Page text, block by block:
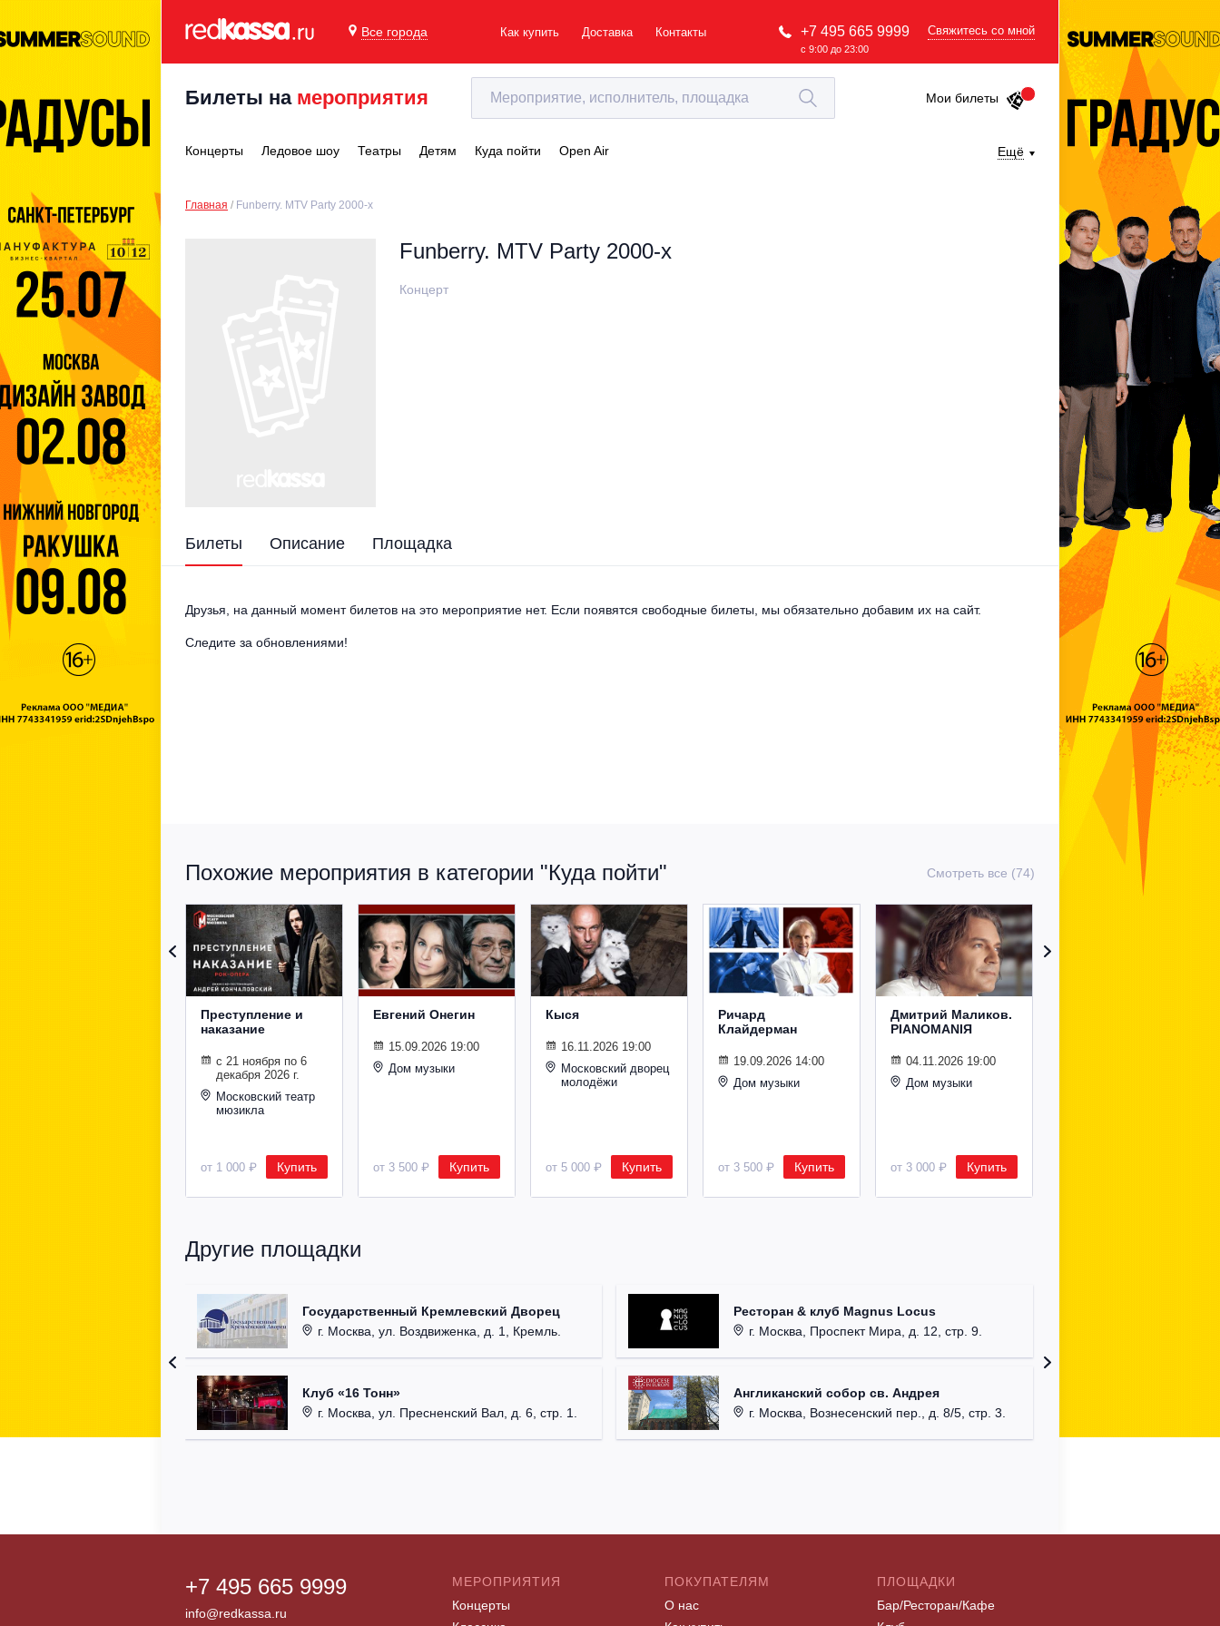
Все города Как купить Доставка Контакты +7 495 665 9999
с 9:00 до 23:00
Свяжитесь со мной
Билеты на мероприятия Мои билеты
Концерты Ледовое шоу Театры Детям Куда пойти Open Air Ещё
Главная Funberry. MTV Party 2000-х
Funberry. MTV Party 2000-х
Концерт
Билеты Описание Площадка
Друзья, на данный момент билетов на это мероприятие нет. Если появятся свободные билеты, мы обязательно добавим их на сайт.
Следите за обновлениями!
Похожие мероприятия в категории "Куда пойти" Смотреть все (74)
Преступление и
наказание
с 21 ноября по 6
декабря 2026 г.
Московский театр
мюзикла
от 1 000 ₽ Купить
Евгений Онегин
15.09.2026 19:00
Дом музыки
от 3 500 ₽ Купить
Кыся
16.11.2026 19:00
Московский дворец
молодёжи
от 5 000 ₽ Купить
Ричард
Клайдерман
19.09.2026 14:00
Дом музыки
от 3 500 ₽ Купить
Дмитрий Маликов.
PIANOMANIЯ
04.11.2026 19:00
Дом музыки
от 3 000 ₽ Купить
Другие площадки
Государственный Кремлевский Дворец
г. Москва, ул. Воздвиженка, д. 1, Кремль.
Клуб «16 Тонн»
г. Москва, ул. Пресненский Вал, д. 6, стр. 1.
Ресторан & клуб Magnus Locus
г. Москва, Проспект Мира, д. 12, стр. 9.
Англиканский собор св. Андрея
г. Москва, Вознесенский пер., д. 8/5, стр. 3.
+7 495 665 9999
info@redkassa.ru
МЕРОПРИЯТИЯ
Концерты
ПОКУПАТЕЛЯМ
О нас
ПЛОЩАДКИ
Бар/Ресторан/Кафе